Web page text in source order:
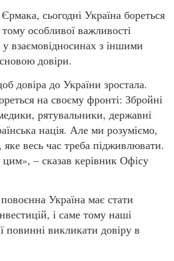
сьогодні Україна бореться
особливої важливості
у взаємовідносинах з іншими
довіри.
довіра до України зростала.
на своєму фронті: Збройні
рятувальники, державні
нація. Але ми розуміємо,
весь час треба підживлювати.
– сказав керівник Офісу
Україна має стати
і саме тому наші
повинні викликати довіру в